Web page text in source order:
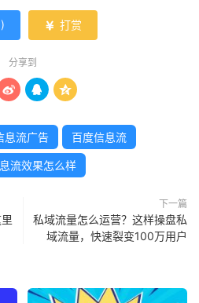
)  打赏
分享到
  
息流广告 百度信息流
流效果怎么样
下一篇
私域流量怎么运营？这样操盘私
域流量，快速裂变100万用户